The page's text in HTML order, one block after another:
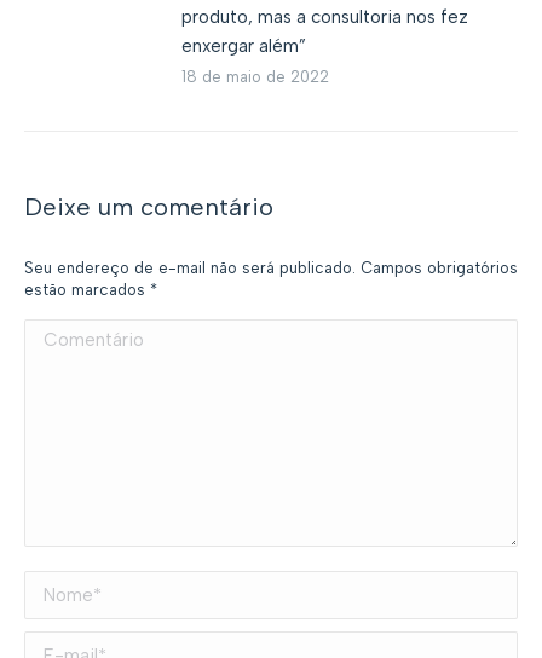
produto, mas a consultoria nos fez
enxergar além”
18 de maio de 2022
Deixe um comentário
Seu endereço de e-mail não será publicado. Campos obrigatórios
estão marcados *
Comentário
Nome *
E-mail *